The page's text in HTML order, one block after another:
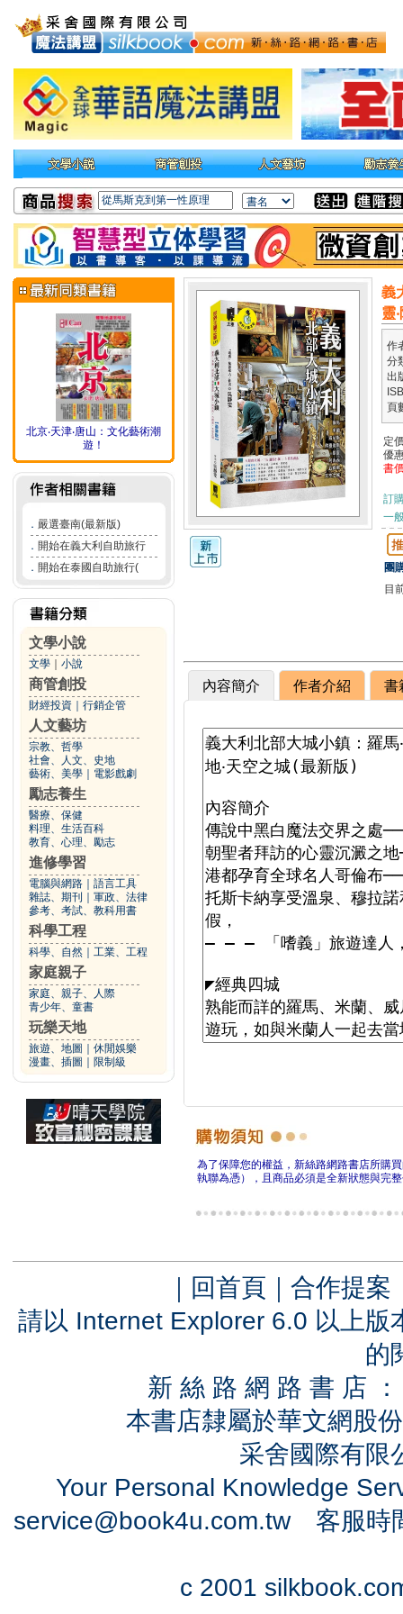
北京‧天津‧唐山：文化藝術潮
遊！
． 嚴選臺南(最新版)
． 開始在義大利自助旅行
． 開始在泰國自助旅行(
文學小說
文學 小說
商管創投
財經投資 行銷企管
人文藝坊
宗教、哲學
社會、人文、史地
藝術、美學
電影戲劇
勵志養生
醫療、保健
料理、生活百科
教育、心理、勵志
進修學習
電腦與網路
語言工具
雜誌、期刊
軍政、法律
參考、考試、教科用書
科學工程
科學、自然 工業、工程
家庭親子
家庭、親子、人際
青少年、童書
玩樂天地
旅遊、地圖
休閒娛樂
漫畫、插圖
限制級
義
靈
作
分
出
頁
定
優
書
訂
一
團
目
內容簡介 作者介紹 書
為了保障您的權益，新絲路網路書店所購
執聯為憑），且商品必須是全新狀態與完
｜ 回首頁 ｜ 合作提案
請以 Internet Explorer 6.0 以上
的
新 絲 路 網 路 書 店
本書店隸屬於華文網股
采舍國際有
Your Personal Knowledge
service@book4u.com.tw客服時
c 2001